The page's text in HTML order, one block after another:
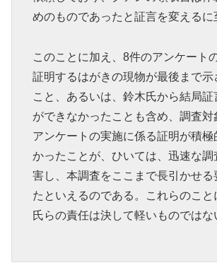
めのものであったと証言を変えるに
このことに加え、8件のアンケート
証明するはがきの現物が最後まで示
こと、あるいは、鈴木氏から結局証
ができなかったことも含め、調査対
アンケートの実施に係る証明が積極
かったことが、ひいては、迅速な調
害し、本調査をここまで長引かせる
たといえるのである。これらのこと
氏らの責任は決して軽いものではな